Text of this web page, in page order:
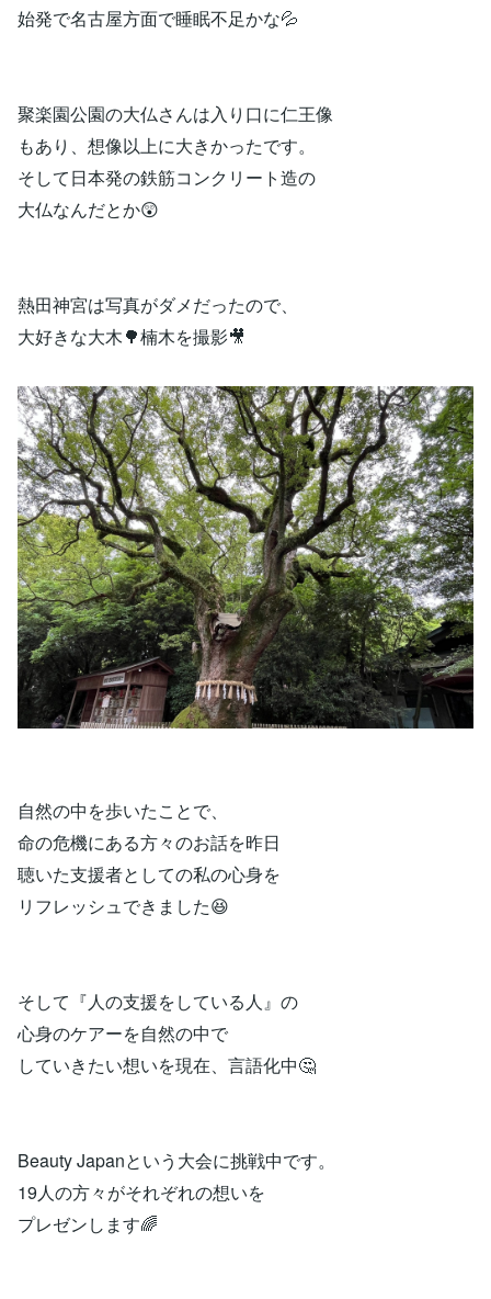
始発で名古屋方面で睡眠不足かな💦
聚楽園公園の大仏さんは入り口に仁王像
もあり、想像以上に大きかったです。
そして日本発の鉄筋コンクリート造の
大仏なんだとか😲
熱田神宮は写真がダメだったので、
大好きな大木🌳楠木を撮影🎥
自然の中を歩いたことで、
命の危機にある方々のお話を昨日
聴いた支援者としての私の心身を
リフレッシュできました😆
そして『人の支援をしている人』の
心身のケアーを自然の中で
していきたい想いを現在、言語化中🤔
Beauty Japanという大会に挑戦中です。
19人の方々がそれぞれの想いを
プレゼンします🌈